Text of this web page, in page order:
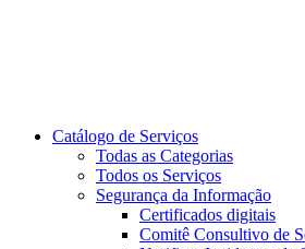
Catálogo de Serviços
Todas as Categorias
Todos os Serviços
Segurança da Informação
Certificados digitais
Comitê Consultivo de